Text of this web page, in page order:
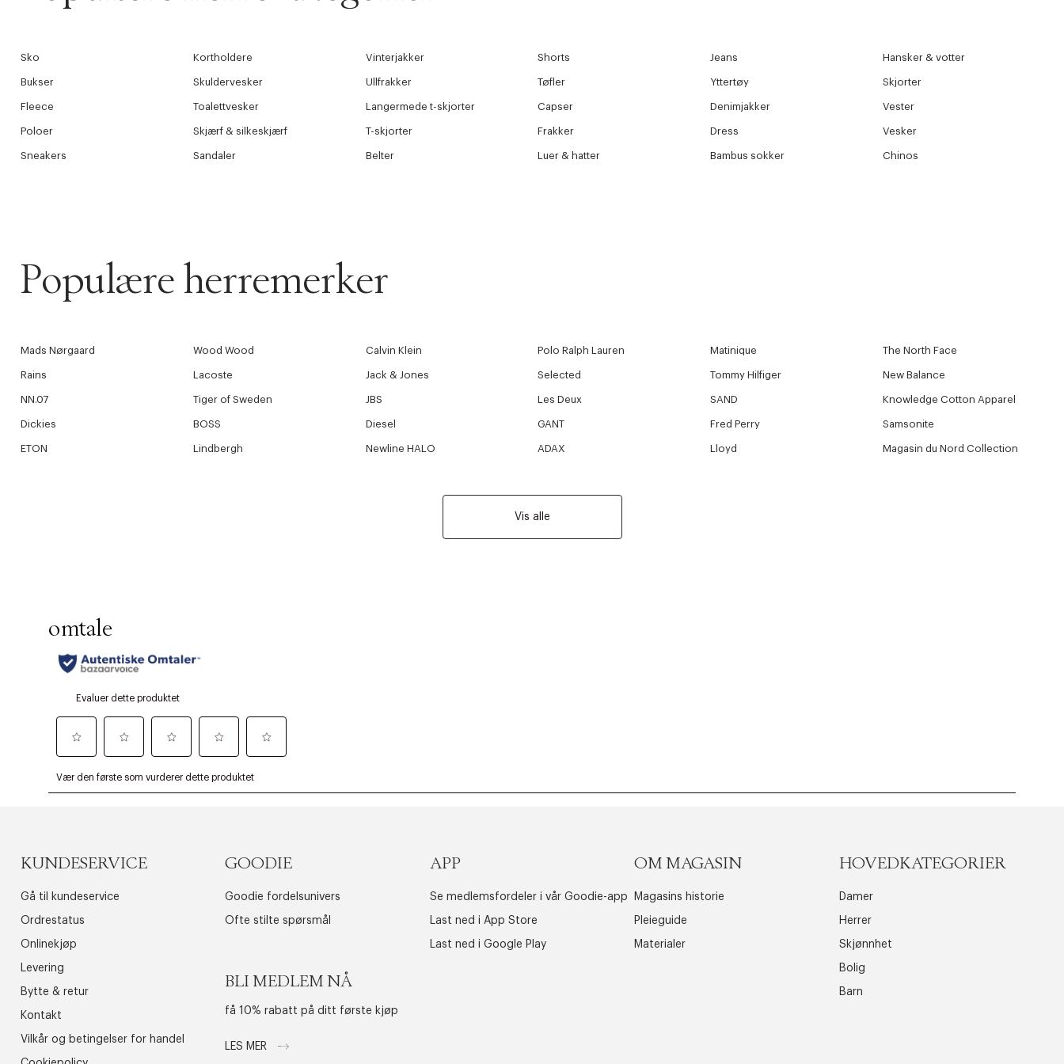
Sko Kortholdere Vinterjakker Shorts Jeans Hansker & votter
Bukser Skuldervesker Ullfrakker Tøfler Yttertøy Skjorter
Fleece Toalettvesker Langermede t-skjorter Capser Denimjakker Vester
Poloer Skjærf & silkeskjærf T-skjorter Frakker Dress Vesker
Sneakers Sandaler Belter Luer & hatter Bambus sokker Chinos
Populære herremerker
Mads Nørgaard Wood Wood Calvin Klein Polo Ralph Lauren Matinique The North Face
Rains Lacoste Jack & Jones Selected Tommy Hilfiger New Balance
NN.07 Tiger of Sweden JBS Les Deux SAND Knowledge Cotton Apparel
Dickies BOSS Diesel GANT Fred Perry Samsonite
ETON Lindbergh Newline HALO ADAX Lloyd Magasin du Nord Collection
Vis alle
KUNDESERVICE
Gå til kundeservice
Ordrestatus
Onlinekjøp
Levering
Bytte & retur
Kontakt
Vilkår og betingelser for handel
GOODIE
Goodie fordelsunivers
Ofte stilte spørsmål
BLI MEDLEM NÅ
få 10% rabatt på ditt første kjøp
LES MER
APP
Se medlemsfordeler i vår Goodie-app
Last ned i App Store
Last ned i Google Play
OM MAGASIN
Magasins historie
Pleieguide
Materialer
HOVEDKATEGORIER
Damer
Herrer
Skjønnhet
Bolig
Barn